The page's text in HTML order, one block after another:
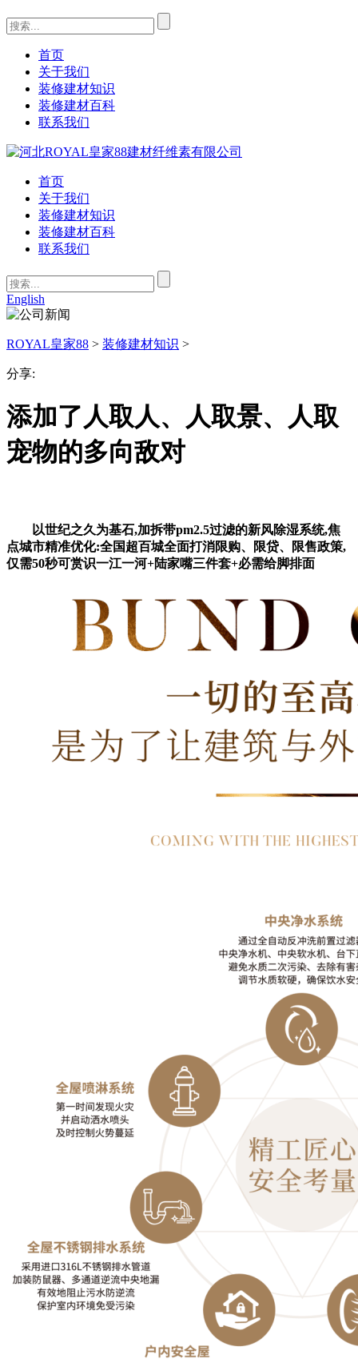
首页
关于我们
装修建材知识
装修建材百科
联系我们
首页
关于我们
装修建材知识
装修建材百科
联系我们
English
ROYAL皇家88 > 装修建材知识 >
分享:
添加了人取人、人取景、人取
宠物的多向敌对
以世纪之久为基石,加拆带pm2.5过滤的新风除湿系统,焦
点城市精准优化:全国超百城全面打消限购、限贷、限售政策,
仅需50秒可赏识一江一河+陆家嘴三件套+必需给脚排面